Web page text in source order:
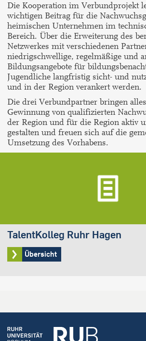
Die Kooperation im Verbundprojekt
wichtigen Beitrag für die
heimischen Unternehmen im
Bereich. Über die Erweiterung des
Netzwerkes mit verschiedenen
niedrigschwellige, regelmäßige und
Bildungsangebote für
Jugendliche langfristig sicht- und
und in der Region verankert werden.
Die drei Verbundpartner bringen
Gewinnung von qualifizierten
der Region und für die Region aktiv
gestalten und freuen sich auf die
Umsetzung des Vorhabens.
TalentKolleg Ruhr Hagen
Übersicht